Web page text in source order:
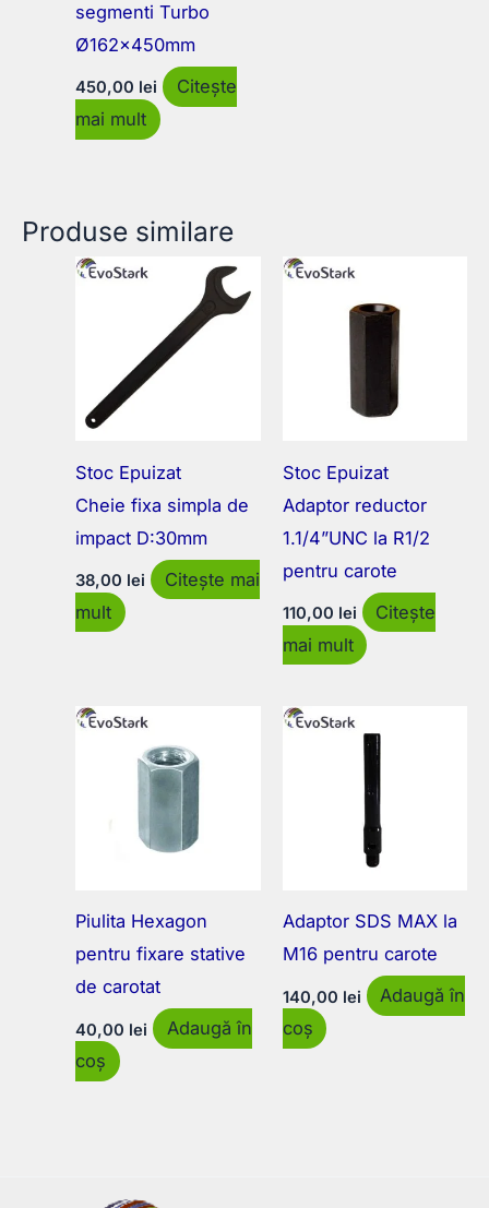
segmenti Turbo
Ø162x450mm
450,00 lei
Citește
mai mult
Produse similare
Stoc Epuizat
Cheie fixa simpla de
impact D:30mm
38,00 lei
Citește mai
mult
Stoc Epuizat
Adaptor reductor
1.1/4”UNC la R1/2
pentru carote
110,00 lei
Citește
mai mult
Piulita Hexagon
pentru fixare stative
de carotat
40,00 lei
Adaugă în
coș
Adaptor SDS MAX la
M16 pentru carote
140,00 lei
Adaugă în
coș